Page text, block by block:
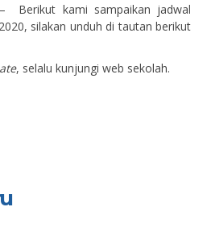
– Berikut kami sampaikan jadwal
silakan unduh di tautan berikut
, selalu kunjungi web sekolah.